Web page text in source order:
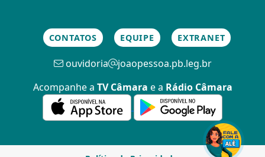
CONTATOS EQUIPE EXTRANET
ouvidoria
joaopessoa.pb.leg.br
Acompanhe a TV Câmara e a Rádio Câmara